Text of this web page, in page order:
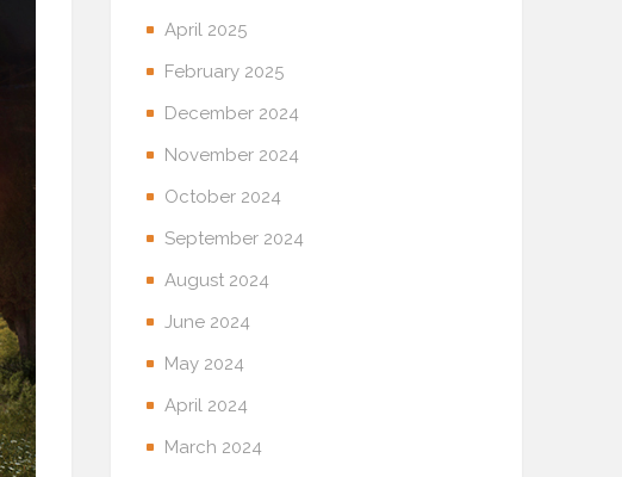
April 2025
February 2025
December 2024
November 2024
October 2024
September 2024
August 2024
June 2024
May 2024
April 2024
March 2024